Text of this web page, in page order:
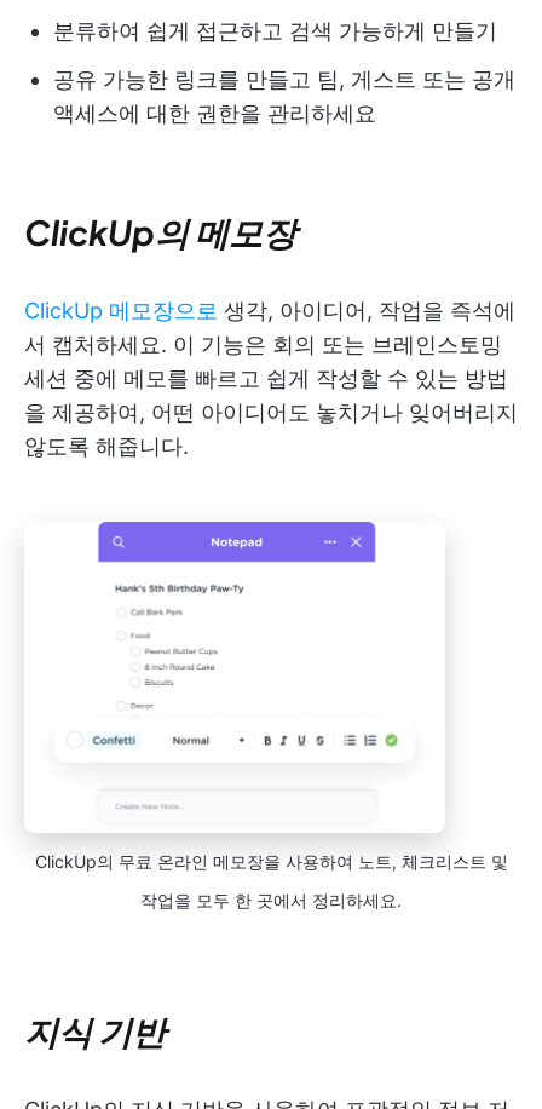
분류하여 쉽게 접근하고 검색 가능하게 만들기
공유 가능한 링크를 만들고 팀, 게스트 또는 공개
액세스에 대한 권한을 관리하세요
ClickUp의 메모장
ClickUp 메모장으로 생각, 아이디어, 작업을 즉석에
서 캡처하세요. 이 기능은 회의 또는 브레인스토밍
세션 중에 메모를 빠르고 쉽게 작성할 수 있는 방법
을 제공하여, 어떤 아이디어도 놓치거나 잊어버리지
않도록 해줍니다.
ClickUp의 무료 온라인 메모장을 사용하여 노트, 체크리스트 및
작업을 모두 한 곳에서 정리하세요.
지식 기반